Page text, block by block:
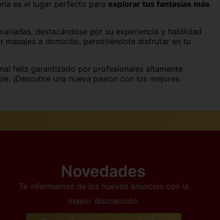
Pontevedra capital
Santander
Valladolid capital
es el lugar perfecto para explorar tus fantasías más
destacándose por su experiencia y habilidad
masajes a domicilio, permitiéndote disfrutar en tu
feliz garantizado por profesionales altamente
¡Descubre una nueva pasion con los mejores
Novedades
Te informamos de los nuevos anuncios con la
mayor discrección.